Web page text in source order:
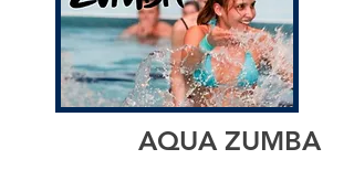
AQUA ZUMBA